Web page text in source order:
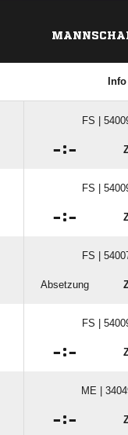
Info
FS |
:
FS |
:
FS |
Absetzung
FS |
:
ME |
: